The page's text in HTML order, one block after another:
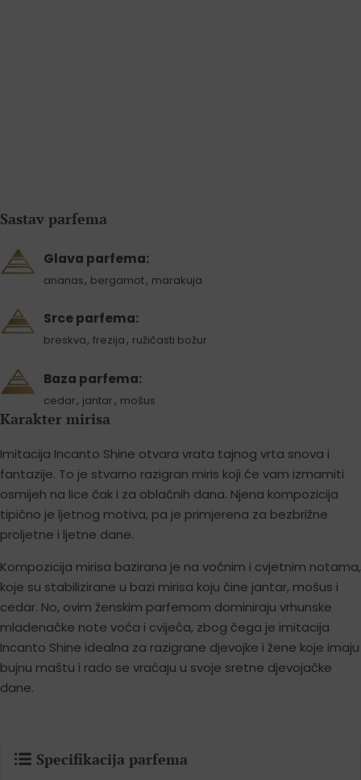
Sastav parfema
Glava parfema:
ananas, bergamot, marakuja
Srce parfema:
breskva, frezija, ružičasti božur
Baza parfema:
cedar, jantar, mošus
Karakter mirisa
Imitacija Incanto Shine otvara vrata tajnog vrta snova i
fantazije. To je stvarno razigran miris koji će vam izmamiti
osmijeh na lice čak i za oblačnih dana. Njena kompozicija
tipično je ljetnog motiva, pa je primjerena za bezbrižne
proljetne i ljetne dane.
Kompozicija mirisa bazirana je na voćnim i cvjetnim notama,
koje su stabilizirane u bazi mirisa koju čine jantar, mošus i
cedar. No, ovim ženskim parfemom dominiraju vrhunske
mladenačke note voća i cvijeća, zbog čega je imitacija
Incanto Shine idealna za razigrane djevojke i žene koje imaju
bujnu maštu i rado se vraćaju u svoje sretne djevojačke
dane.
Specifikacija parfema